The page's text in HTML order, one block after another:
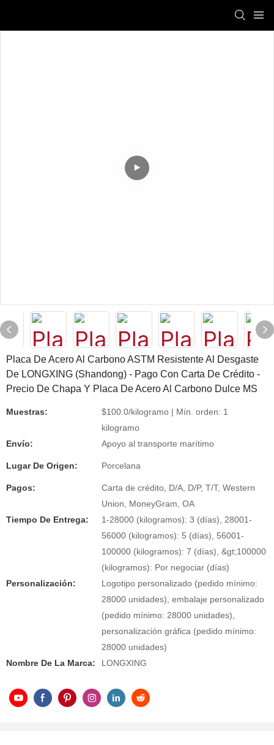
Placa De Acero Al Carbono ASTM Resistente Al Desgaste
De LONGXING (Shandong) - Pago Con Carta De Crédito -
Precio De Chapa Y Placa De Acero Al Carbono Dulce MS
Muestras:
$100.0/kilogramo | Mín. orden: 1
kilogramo
Envío:
Apoyo al transporte marítimo
Lugar De Origen: Porcelana
Pagos:
Carta de crédito, D/A, D/P, T/T, Western
Union, MoneyGram, OA
Tiempo De Entrega:
1-28000 (kilogramos): 3 (días), 28001-
56000 (kilogramos): 5 (días), 56001-
100000 (kilogramos): 7 (días), &gt;100000
(kilogramos): Por negociar (días)
Personalización:
Logotipo personalizado (pedido mínimo:
28000 unidades), embalaje personalizado
(pedido mínimo: 28000 unidades),
personalización gráfica (pedido mínimo:
28000 unidades)
Nombre De La Marca:
LONGXING